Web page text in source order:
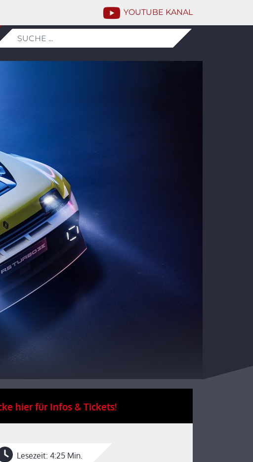
YOUTUBE KANAL
hier für Infos & Tickets!
Lesezeit: 4:25 Min.